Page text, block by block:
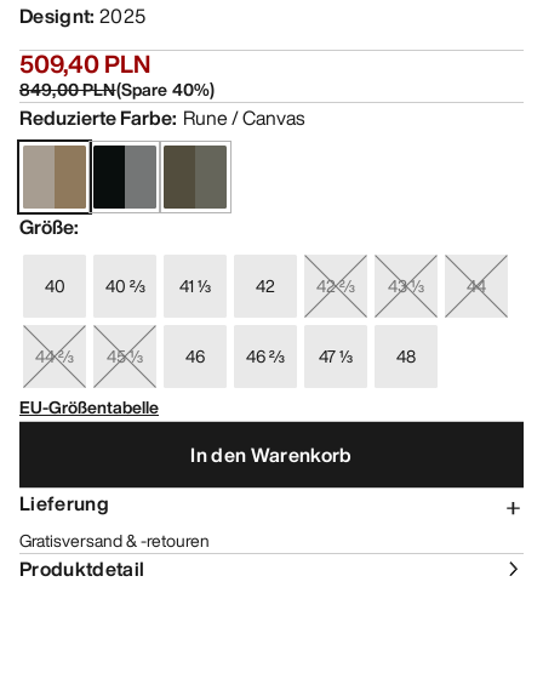
Designt: 2025
509,40 PLN
849,00 PLN(Spare40%)
Reduzierte Farbe: Rune / Canvas
Größe:
40 40 ⅔ 41 ⅓ 42 42 ⅔ 43 ⅓ 44
44 ⅔ 45 ⅓ 46 46 ⅔ 47 ⅓
48
EU-Größentabelle
In den Warenkorb
Lieferung
Gratisversand & -retouren
Produktdetail